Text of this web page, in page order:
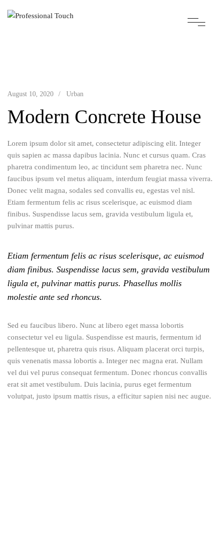
August 10, 2020 Urban
Modern Concrete House
Lorem ipsum dolor sit amet, consectetur adipiscing elit. Integer
quis sapien ac massa dapibus lacinia. Nunc et cursus quam. Cras
pharetra condimentum leo, ac tincidunt sem pharetra nec. Nunc
faucibus ipsum vel metus aliquam, interdum feugiat massa viverra.
Donec velit magna, sodales sed convallis eu, egestas vel nisl.
Etiam fermentum felis ac risus scelerisque, ac euismod diam
finibus. Suspendisse lacus sem, gravida vestibulum ligula et,
pulvinar mattis purus.
Etiam fermentum felis ac risus scelerisque, ac euismod
diam finibus. Suspendisse lacus sem, gravida vestibulum
ligula et, pulvinar mattis purus. Phasellus mollis
molestie ante sed rhoncus.
Sed eu faucibus libero. Nunc at libero eget massa lobortis
consectetur vel eu ligula. Suspendisse est mauris, fermentum id
pellentesque ut, pharetra quis risus. Aliquam placerat orci turpis,
quis venenatis massa lobortis a. Integer nec magna erat. Nullam
vel dui vel purus consequat fermentum. Donec rhoncus convallis
erat sit amet vestibulum. Duis lacinia, purus eget fermentum
volutpat, justo ipsum mattis risus, a efficitur sapien nisi nec augue.